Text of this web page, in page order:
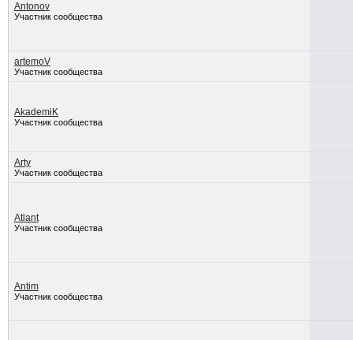
Antonov
Участник сообщества
artemoV
Участник сообщества
AkademiK
Участник сообщества
Arty
Участник сообщества
Atlant
Участник сообщества
Antim
Участник сообщества